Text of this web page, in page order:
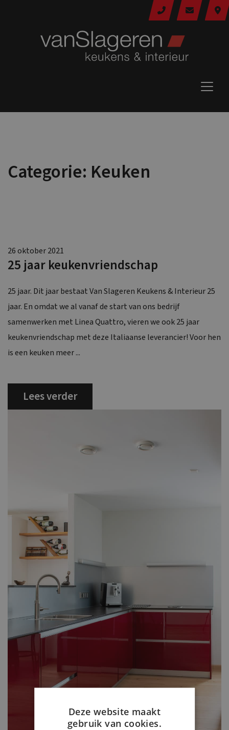
Categorie: Keuken
26 oktober 2021
25 jaar keukenvriendschap
25 jaar. Dit jaar bestaat Van Slageren Keukens & Interieur 25
jaar. En omdat we al vanaf de start van ons bedrijf
samenwerken met Linea Quattro, vieren we ook 25 jaar
keukenvriendschap met deze Italiaanse leverancier! Voor hen
is een keuken meer ...
Lees verder
Deze website maakt
gebruik van cookies.